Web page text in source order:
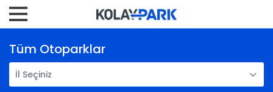
Tüm Otoparklar
İl Seçiniz